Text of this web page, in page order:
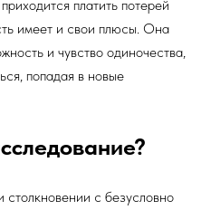
платить потерей
имеет и свои плюсы. Она
и чувство одиночества,
попадая в новые
столкновении с безусловно